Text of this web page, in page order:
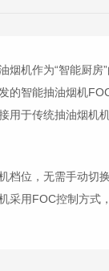
烟机作为“智能厨房
的智能抽油烟机
用于传统抽油烟机
档位，无需手动切
采用FOC控制方式